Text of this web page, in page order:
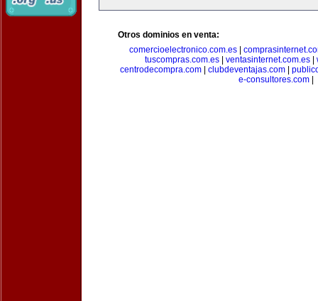
Otros dominios en venta:
comercioelectronico.com.es
tuscompras.com.es| ventasinternet.com.es|
centrodecompra.com| clubdeventajas.com|
e-consultores.com